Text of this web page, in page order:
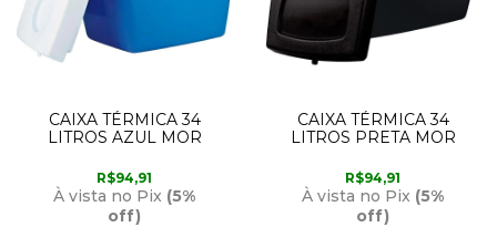
CAIXA TÉRMICA 34
LITROS AZUL MOR
R$94,91
À vista no Pix (5%
off)
CAIXA TÉRMICA 34
LITROS PRETA MOR
R$94,91
À vista no Pix (5%
off)